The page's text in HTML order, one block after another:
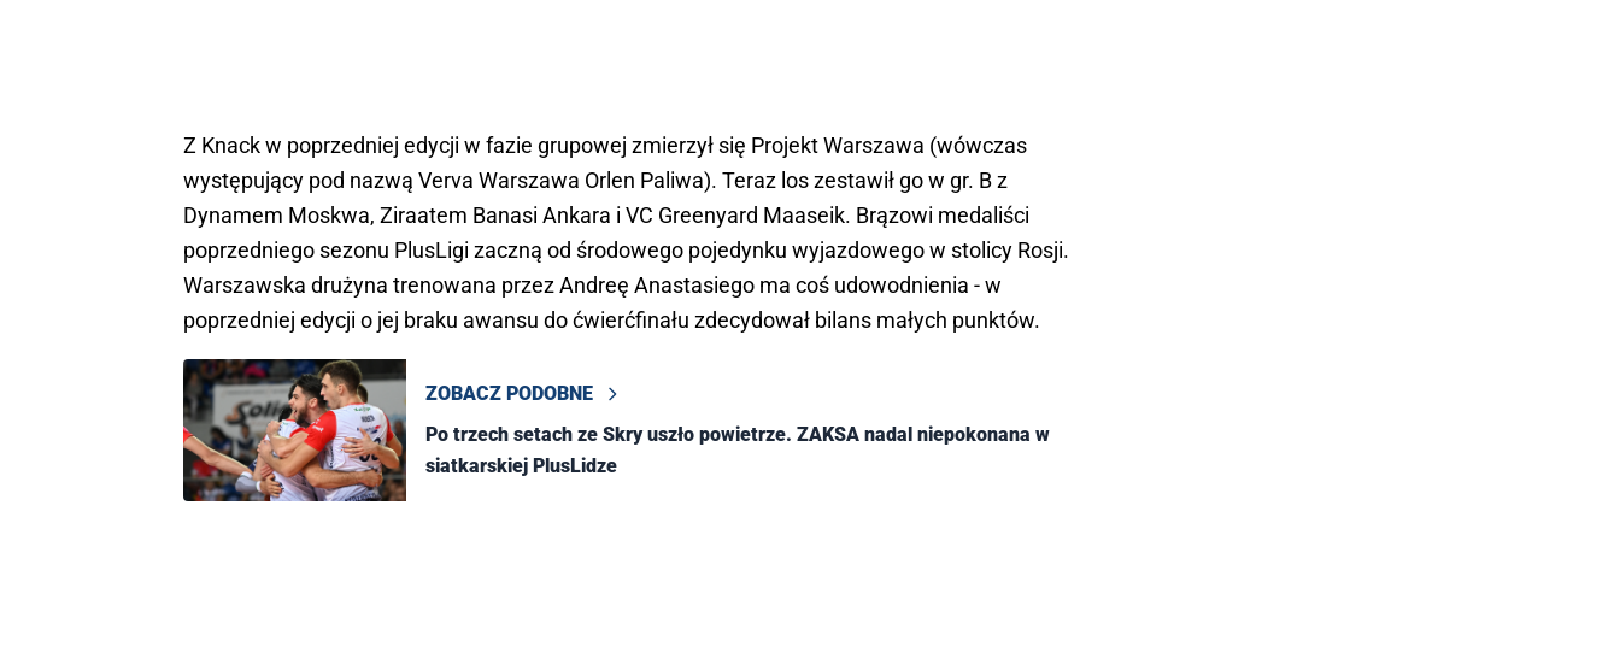
Z Knack w poprzedniej edycji w fazie grupowej zmierzył się Projekt Warszawa (wówczas
występujący pod nazwą Verva Warszawa Orlen Paliwa). Teraz los zestawił go w gr. B z
Dynamem Moskwa, Ziraatem Banasi Ankara i VC Greenyard Maaseik. Brązowi medaliści
poprzedniego sezonu PlusLigi zaczną od środowego pojedynku wyjazdowego w stolicy Rosji.
Warszawska drużyna trenowana przez Andreę Anastasiego ma coś udowodnienia - w
poprzedniej edycji o jej braku awansu do ćwierćfinału zdecydował bilans małych punktów.
ZOBACZ PODOBNE
Po trzech setach ze Skry uszło powietrze. ZAKSA nadal niepokonana w
siatkarskiej PlusLidze